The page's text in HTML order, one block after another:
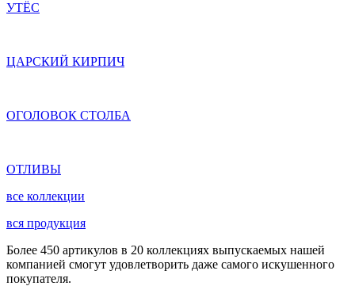
УТЁС
ЦАРСКИЙ КИРПИЧ
ОГОЛОВОК СТОЛБА
ОТЛИВЫ
все коллекции
вся продукция
Более 450 артикулов в 20 коллекциях выпускаемых нашей
компанией смогут удовлетворить даже самого искушенного
покупателя.